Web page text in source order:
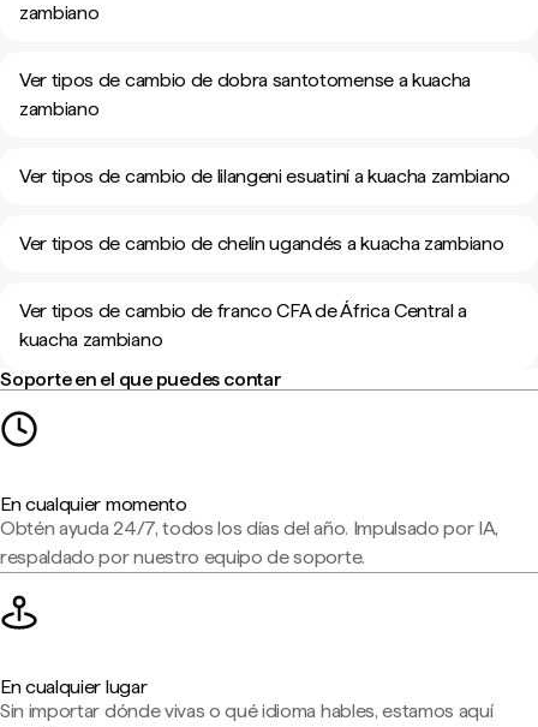
zambiano
Ver tipos de cambio de dobra santotomense a kuacha
zambiano
Ver tipos de cambio de lilangeni esuatiní a kuacha zambiano
Ver tipos de cambio de chelín ugandés a kuacha zambiano
Ver tipos de cambio de franco CFA de África Central a
kuacha zambiano
Soporte en el que puedes contar
En cualquier momento
Obtén ayuda 24/7, todos los días del año. Impulsado por IA,
respaldado por nuestro equipo de soporte.
En cualquier lugar
Sin importar dónde vivas o qué idioma hables, estamos aquí